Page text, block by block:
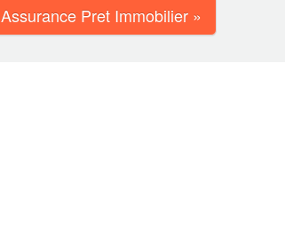
Pret Immobilier »